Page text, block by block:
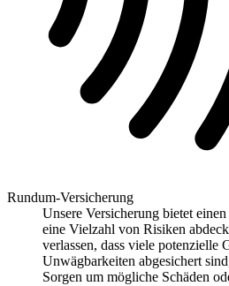
Rundum-Versicherung
Unsere Versicherung bietet
eine Vielzahl von Risiken
verlassen, dass viele potenzielle
Unwägbarkeiten abgesichert
Sorgen um mögliche Schäden